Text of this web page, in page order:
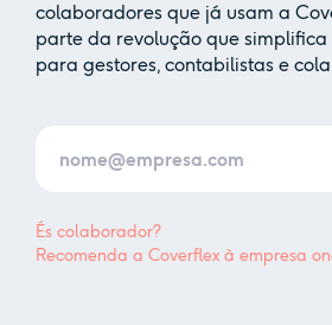
colaboradores que já usam a
parte da revolução que
para gestores, contabilistas e
És colaborador?
Recomenda a Coverflex à empresa